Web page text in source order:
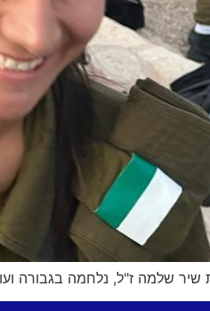
שלמה ז"ל, נלחמה בגבורה